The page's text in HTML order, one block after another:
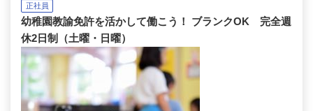
正社員
幼稚園教諭免許を活かして働こう！ ブランクOK 完全週
休2日制（土曜・日曜）